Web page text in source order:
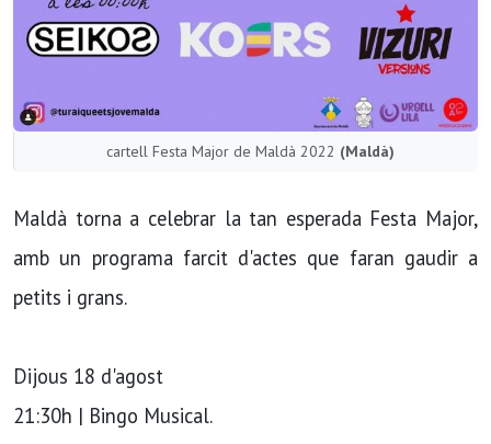
cartell Festa Major de Maldà 2022 (Maldà)
Maldà torna a celebrar la tan esperada Festa Major,
amb un programa farcit d'actes que faran gaudir a
petits i grans.
Dijous 18 d'agost
21:30h | Bingo Musical.